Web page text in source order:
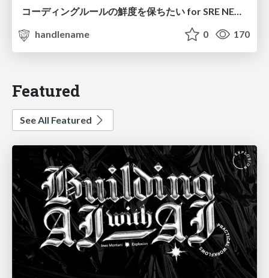
コーディングルールの鮮度を保ちたい for SRE NEXT 2026 / keep-fresh-go-internal-conventions-sre-next-2026
handlename
0 170
Featured
See All Featured